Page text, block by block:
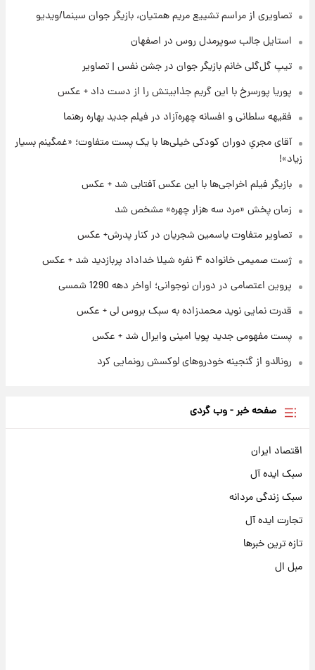
۲۲ ساعت پیش
مذاق رضاییان خوش نیامد+عکس
پروین اعتصامی در دوران نوجوانی؛ اواخر دهه
قدرت‌نمایی نظامی چین؛ بمب‌افکن حامل موشک
۲۳ ساعت پیش
کرد
تصاویری از مراسم تشییع مریم همتیان، بازیگر جوان سینما/ویدیو
استایل جالب سوپرمدل روس در اصفهان
تیپ گل‌گلی خانم بازیگر جوان در جشن نفس | تصاویر
پوریا پورسرخ با این گریم جذابیتش را از دست داد + عکس
فقیهه سلطانی و افسانه چهره‌آزاد در فیلم جدید بهاره رهنما
آقای مجریِ دوران کودکی خیلی‌ها با یک پست متفاوت؛ «غمگینم بسیار
زیاد»!
بازیگر فیلم اخراجی‌ها با این عکس آفتابی شد + عکس
زمان پخش «مرد سه هزار چهره» مشخص شد
تصاویر متفاوت یاسمین شجریان در کنار پدرش+ عکس
ژست صمیمی خانواده ۴ نفره شیلا خداداد پربازدید شد + عکس
پروین اعتصامی در دوران نوجوانی؛ اواخر دهه 1290 شمسی
قدرت نمایی نوید محمدزاده به سبک بروس لی + عکس
پست مفهومی جدید پویا امینی وایرال شد + عکس
رونالدو از گنجینه خودروهای لوکسش رونمایی کرد
صفحه خبر - وب گردی
اقتصاد ایران
سبک ایده آل
سبک زندگی مردانه
تجارت ایده آل
تازه ترین خبرها
مبل ال